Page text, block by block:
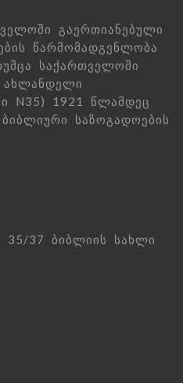
გაერთიანებული
წარმომადგენლობა
საქართველოში
ახლანდელი
N35) 1921 წლამდეც
საზოგადოების
35/37 ბიბლიის სახლი